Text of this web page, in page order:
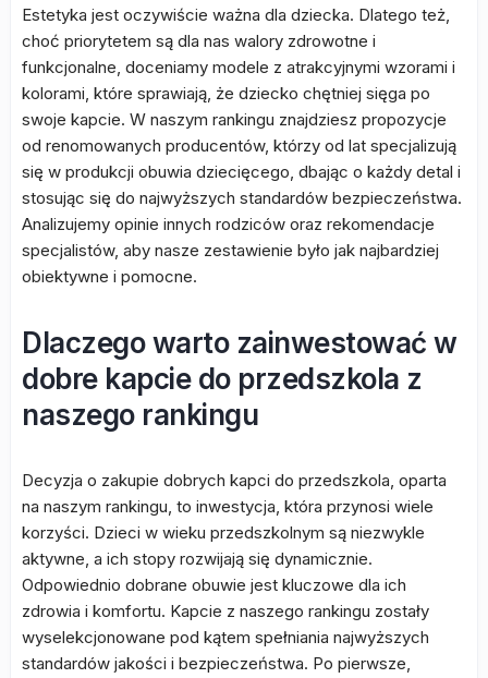
Estetyka jest oczywiście ważna dla dziecka. Dlatego też,
choć priorytetem są dla nas walory zdrowotne i
funkcjonalne, doceniamy modele z atrakcyjnymi wzorami i
kolorami, które sprawiają, że dziecko chętniej sięga po
swoje kapcie. W naszym rankingu znajdziesz propozycje
od renomowanych producentów, którzy od lat specjalizują
się w produkcji obuwia dziecięcego, dbając o każdy detal i
stosując się do najwyższych standardów bezpieczeństwa.
Analizujemy opinie innych rodziców oraz rekomendacje
specjalistów, aby nasze zestawienie było jak najbardziej
obiektywne i pomocne.
Dlaczego warto zainwestować w
dobre kapcie do przedszkola z
naszego rankingu
Decyzja o zakupie dobrych kapci do przedszkola, oparta
na naszym rankingu, to inwestycja, która przynosi wiele
korzyści. Dzieci w wieku przedszkolnym są niezwykle
aktywne, a ich stopy rozwijają się dynamicznie.
Odpowiednio dobrane obuwie jest kluczowe dla ich
zdrowia i komfortu. Kapcie z naszego rankingu zostały
wyselekcjonowane pod kątem spełniania najwyższych
standardów jakości i bezpieczeństwa. Po pierwsze,